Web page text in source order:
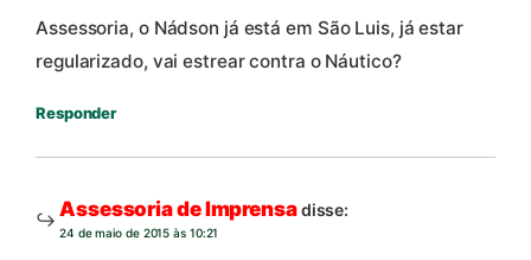
Assessoria, o Nádson já está em São Luis, já estar
regularizado, vai estrear contra o Náutico?
Responder
Assessoria de Imprensadisse:
24 de maio de 2015 às 10:21